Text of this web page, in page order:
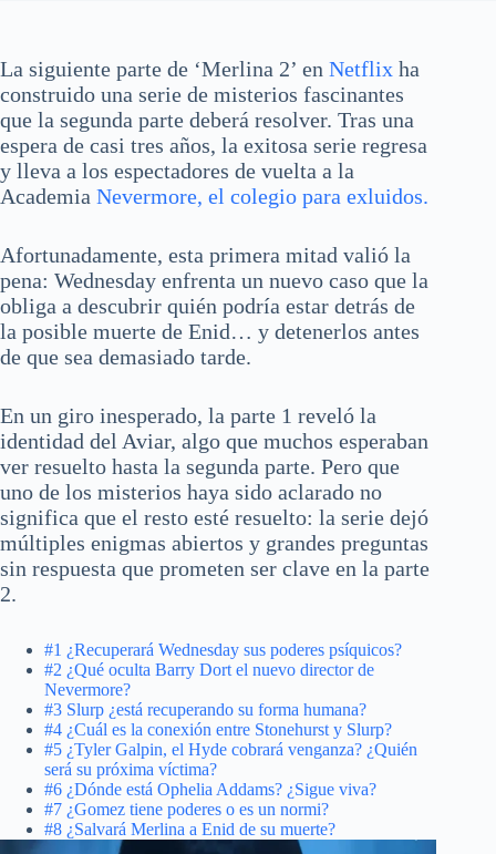
La siguiente parte de ‘Merlina 2’ en Netflix ha
construido una serie de misterios fascinantes
que la segunda parte deberá resolver. Tras una
espera de casi tres años, la exitosa serie regresa
y lleva a los espectadores de vuelta a la
Academia Nevermore, el colegio para exluidos.
Afortunadamente, esta primera mitad valió la
pena: Wednesday enfrenta un nuevo caso que la
obliga a descubrir quién podría estar detrás de
la posible muerte de Enid… y detenerlos antes
de que sea demasiado tarde.
En un giro inesperado, la parte 1 reveló la
identidad del Aviar, algo que muchos esperaban
ver resuelto hasta la segunda parte. Pero que
uno de los misterios haya sido aclarado no
significa que el resto esté resuelto: la serie dejó
múltiples enigmas abiertos y grandes preguntas
sin respuesta que prometen ser clave en la parte
2.
#1 ¿Recuperará Wednesday sus poderes psíquicos?
#2 ¿Qué oculta Barry Dort el nuevo director de
Nevermore?
#3 Slurp ¿está recuperando su forma humana?
#4 ¿Cuál es la conexión entre Stonehurst y Slurp?
#5 ¿Tyler Galpin, el Hyde cobrará venganza? ¿Quién
será su próxima víctima?
#6 ¿Dónde está Ophelia Addams? ¿Sigue viva?
#7 ¿Gomez tiene poderes o es un normi?
#8 ¿Salvará Merlina a Enid de su muerte?